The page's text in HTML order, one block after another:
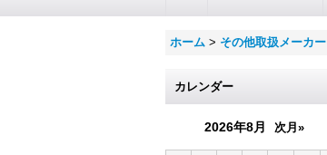
ホーム > その他取扱メーカー
カレンダー
2026年8月 次月»